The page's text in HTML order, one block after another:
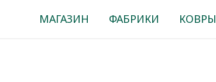
МАГАЗИН ФАБРИКИ КОВРЫ